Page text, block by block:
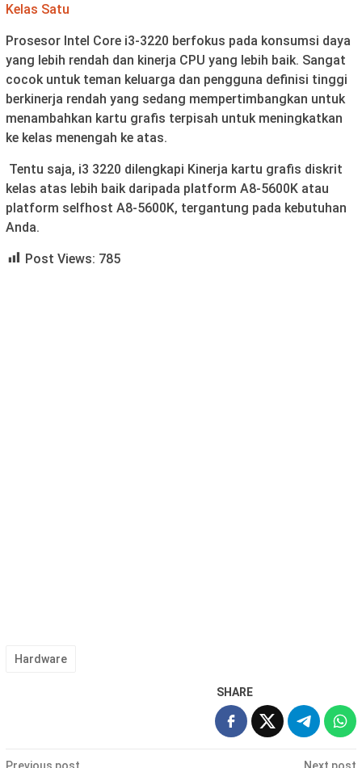
Kelas Satu
Prosesor Intel Core i3-3220 berfokus pada konsumsi daya
yang lebih rendah dan kinerja CPU yang lebih baik. Sangat
cocok untuk teman keluarga dan pengguna definisi tinggi
berkinerja rendah yang sedang mempertimbangkan untuk
menambahkan kartu grafis terpisah untuk meningkatkan
ke kelas menengah ke atas.
Tentu saja, i3 3220 dilengkapi Kinerja kartu grafis diskrit
kelas atas lebih baik daripada platform A8-5600K atau
platform selfhost A8-5600K, tergantung pada kebutuhan
Anda.
Post Views: 785
Hardware
SHARE
Previous post Next post